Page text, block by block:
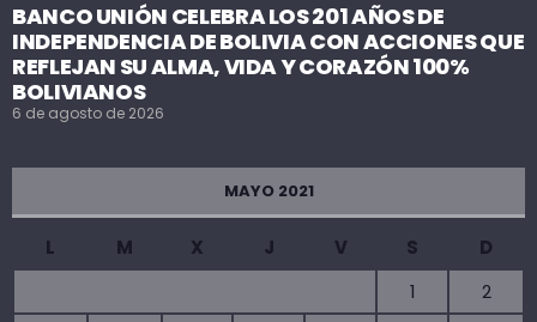
BANCO UNIÓN CELEBRA LOS 201 AÑOS DE
INDEPENDENCIA DE BOLIVIA CON ACCIONES QUE
REFLEJAN SU ALMA, VIDA Y CORAZÓN 100%
BOLIVIANOS
6 de agosto de 2026
MAYO 2021
L M X J V S
D
1
2